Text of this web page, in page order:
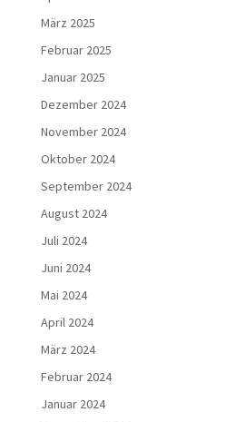
März 2025
Februar 2025
Januar 2025
Dezember 2024
November 2024
Oktober 2024
September 2024
August 2024
Juli 2024
Juni 2024
Mai 2024
April 2024
März 2024
Februar 2024
Januar 2024